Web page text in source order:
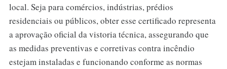
local. Seja para comércios, indústrias, prédios
residenciais ou públicos, obter esse certificado representa
a aprovação oficial da vistoria técnica, assegurando que
as medidas preventivas e corretivas contra incêndio
estejam instaladas e funcionando conforme as normas